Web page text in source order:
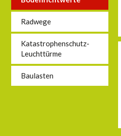
Radwege
Katastrophenschutz-
Leuchttürme
Baulasten